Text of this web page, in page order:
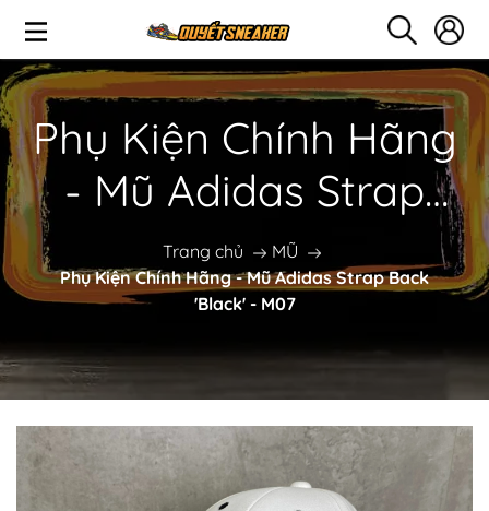
Phụ Kiện Chính Hãng
- Mũ Adidas Strap
Back 'Black' - M07
Trang chủ
MŨ
Phụ Kiện Chính Hãng - Mũ Adidas Strap Back
'Black' - M07